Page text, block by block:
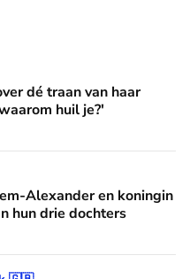
haar moeder: 'Mama
dé traan van haar
huil je?'
en koningin Máxima leren
Alexander en koningin
hun drie dochters